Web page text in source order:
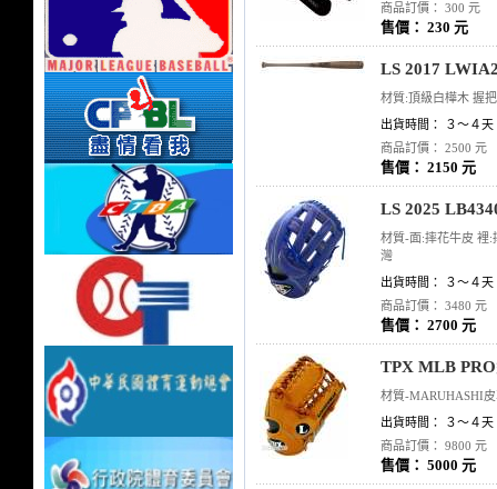
商品訂價： 300 元
售價： 230 元
LS 2017
材質:頂級白樺木 握
出貨時間： ３～４天
商品訂價： 2500 元
售價： 2150 元
LS 2025
材質-面:摔花牛皮 裡:
灣
出貨時間： ３～４天
商品訂價： 3480 元
售價： 2700 元
TPX MLB
材質-MARUHASHI
出貨時間： ３～４天
商品訂價： 9800 元
售價： 5000 元